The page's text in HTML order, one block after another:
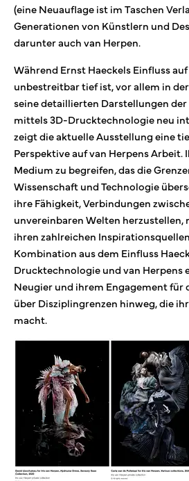
(eine Neuauflage ist im Taschen
Generationen von Künstlern und
darunter auch van Herpen.
Während Ernst Haeckels Einfluss
unbestreitbar tief ist, vor allem in
seine detaillierten Darstellungen
mittels 3D-Drucktechnologie neu
zeigt die aktuelle Ausstellung eine
Perspektive auf van Herpens Arbeit.
Medium zu begreifen, das die
Wissenschaft und Technologie
ihre Fähigkeit, Verbindungen
unvereinbaren Welten herzustellen,
ihren zahlreichen
Kombination aus dem Einfluss
Drucktechnologie und van Herpens
Neugier und ihrem Engagement für
über Disziplingrenzen hinweg, die
macht.